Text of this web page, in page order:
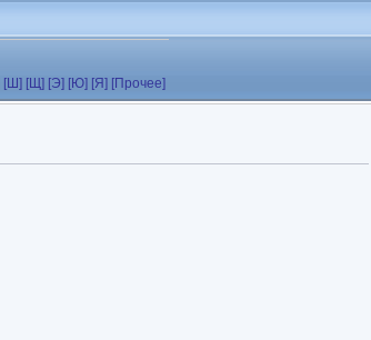
[Ш] [Щ] [Э] [Ю] [Я] [Прочее]